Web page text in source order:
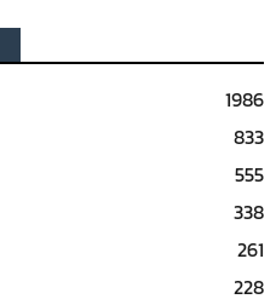
1986
833
555
338
261
228